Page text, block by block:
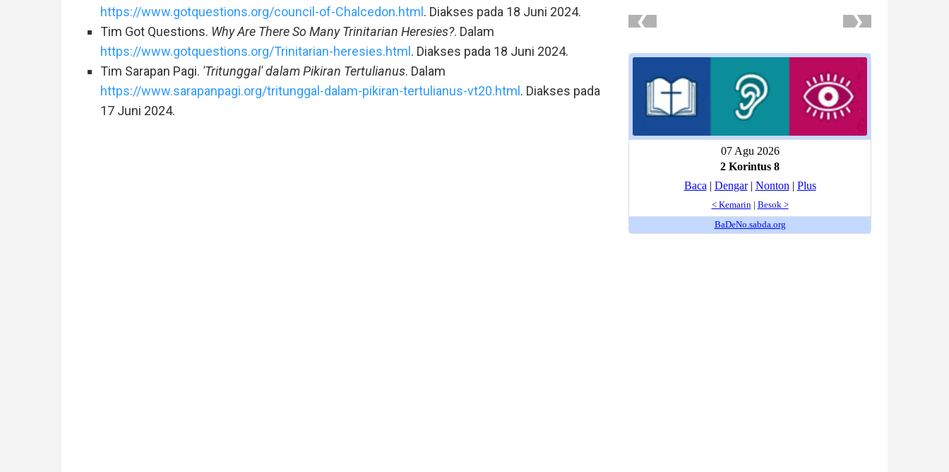
https://www.gotquestions.org/council-of-Chalcedon.html . Diakses pada 18 Juni 2024.
Tim Got Questions. Why Are There So Many Trinitarian Heresies?. Dalam
https://www.gotquestions.org/Trinitarian-heresies.html . Diakses pada 18 Juni 2024.
Tim Sarapan Pagi. 'Tritunggal' dalam Pikiran Tertulianus. Dalam
https://www.sarapanpagi.org/tritunggal-dalam-pikiran-tertulianus-vt20.html . Diakses pada
17 Juni 2024.